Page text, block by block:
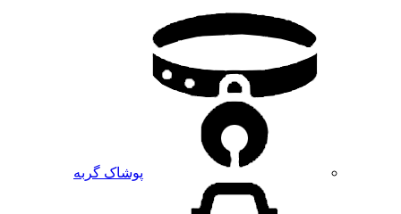
پوشاک گربه